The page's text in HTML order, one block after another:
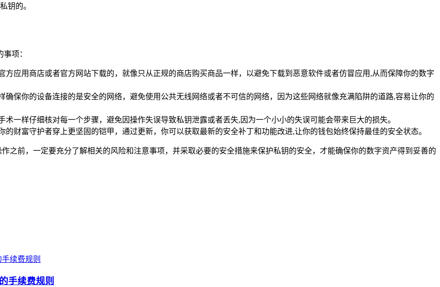
钥的。
项：
方应用商店或者官方网站下载的，就像只从正规的商店购买商品一样，以避免下载到恶意软件或者仿冒应用,从而保障你的数字
确保你的设备连接的是安全的网络，避免使用公共无线网络或者不可信的网络，因为这些网络就像充满陷阱的道路,容易让你的
术一样仔细核对每一个步骤，避免因操作失误导致私钥泄露或者丢失,因为一个小小的失误可能会带来巨大的损失。
的财富守护者穿上更坚固的铠甲，通过更新，你可以获取最新的安全补丁和功能改进,让你的钱包始终保持最佳的安全状态。
之前，一定要充分了解相关的风险和注意事项，并采取必要的安全措施来保护私钥的安全，才能确保你的数字资产得到妥善的
手续费规则